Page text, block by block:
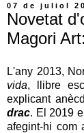
07 de juliol
Novetat
Magori
L'any 2013,
vida, llibre
explicant
drac. El 2019
afegint-hi com